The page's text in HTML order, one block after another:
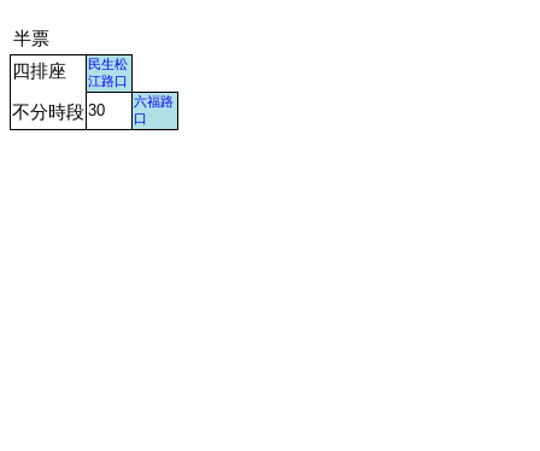
半票
四排座
不分時段
民生松
江路口
30
六福路
口